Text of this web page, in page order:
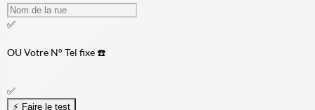
✅
OUVotre N° Tel fixe ☎️
✅